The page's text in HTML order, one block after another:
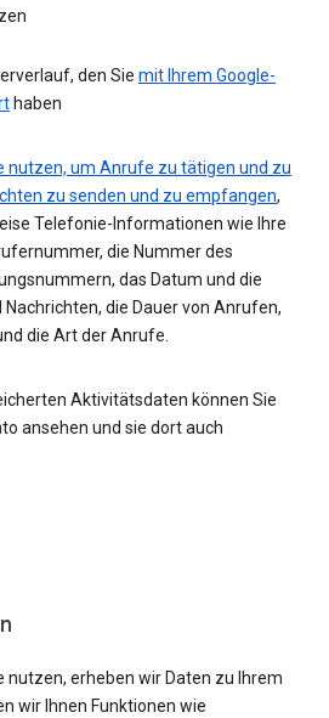
den Sie mit Ihrem Google-
haben
nutzen, um Anrufe zu tätigen und zu
zu senden und zu empfangen,
Telefonie-Informationen wie Ihre
die Nummer des
das Datum und die
die Dauer von Anrufen,
die Art der Anrufe.
Aktivitätsdaten können Sie
ansehen und sie dort auch
nutzen, erheben wir Daten zu Ihrem
wir Ihnen Funktionen wie